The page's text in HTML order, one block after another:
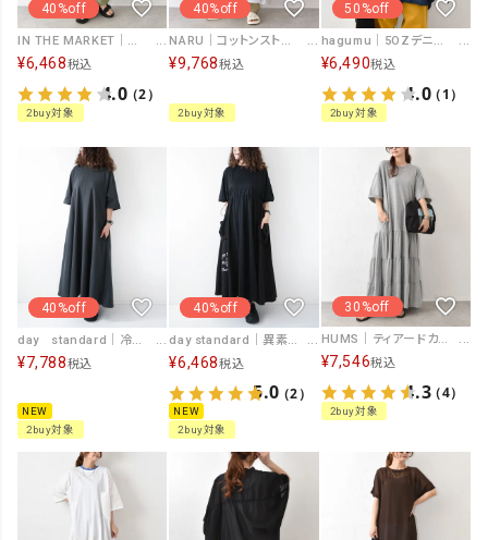
40%off
IN THE MARKET｜ロゴカットワンピース [[C-2589]][C]
¥6,468税込
4.0（2）
2buy対象
40%off
NARU｜コットンストライプリエカワンピース [[667916BF]][C]
¥9,768税込
2buy対象
50%off
hagumu｜5OZデニムサイドリボンスキッパーチュニック [[840908262]][C]
¥6,490税込
4.0（1）
2buy対象
40%off
day standard｜冷感鹿の子ワンピース [[d-c-026]][D]
¥7,788税込
NEW
2buy対象
40%off
day standard｜異素材切り替えワンピース [[K261086-28]][D]
¥6,468税込
5.0（2）
NEW
2buy対象
30%off
HUMS｜ティアードカットワンピース [[C-5139]][C]
¥7,546税込
4.3（4）
2buy対象